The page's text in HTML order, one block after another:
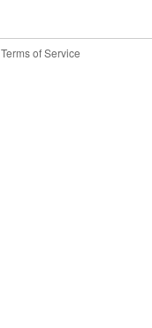
Terms of Service